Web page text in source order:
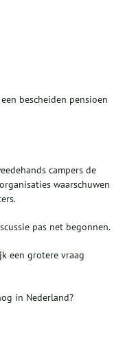
bescheiden pensioen
campers de
waarschuwen
pas net begonnen.
een grotere vraag
in Nederland?